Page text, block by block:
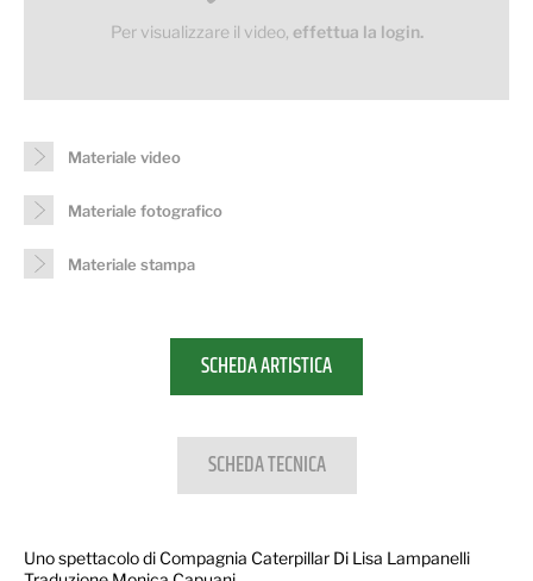
Per visualizzare il video, effettua la login.
Materiale video
Materiale fotografico
Materiale stampa
SCHEDA ARTISTICA
SCHEDA TECNICA
Uno spettacolo di Compagnia Caterpillar Di Lisa Lampanelli